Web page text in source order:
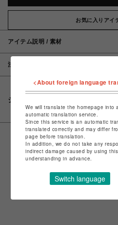
お気に入りアイ
アイテム説明 / 素材
注意事項
シェアする
<About foreign language
We will translate the homepage into
automatic translation service.
Since this service is an automatic
translated correctly and may differ
page before translation.
In addition, we do not take any
indirect damage caused by using
understanding in advance.
Switch language